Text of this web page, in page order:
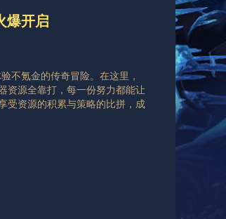
爆开启
不氪金的传奇冒险。在这里，
资源全靠打，每一份努力都能让
受资源的积累与策略的比拼，成